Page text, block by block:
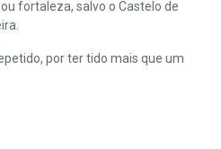
fortaleza, salvo o Castelo de
por ter tido mais que um